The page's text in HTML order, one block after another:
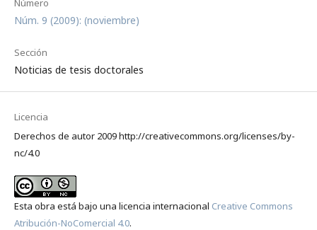
Núm. 9 (2009): (noviembre)
Sección
Noticias de tesis doctorales
Licencia
Derechos de autor 2009 http://creativecommons.org/licenses/by-
nc/4.0
Esta obra está bajo una licencia internacional Creative Commons
Atribución-NoComercial 4.0.